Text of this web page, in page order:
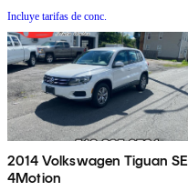
Incluye tarifas de conc.
2014 Volkswagen Tiguan SE
4Motion